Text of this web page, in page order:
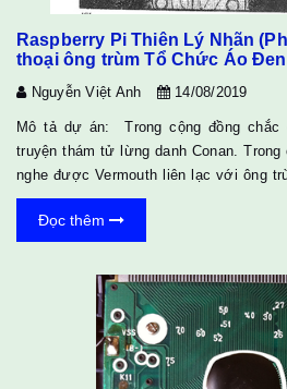
Raspberry Pi Thiên Lý Nhãn
thoại ông trùm Tổ Chức Áo
Nguyễn Việt Anh 14/08/2019
Mô tả dự án: Trong cộng đồng chắc
truyện thám tử lừng danh Conan.
nghe được Vermouth liên lạc với ông
thoại di động. Chắc là do ả sát thủ này
nên không biết rằng âm thanh phát ra
có thể bị dùng để giải mã các thông
demo cho các bạn hack lấy số điện
phím với Raspberry Pi và webcam. 1...
Đọc thêm